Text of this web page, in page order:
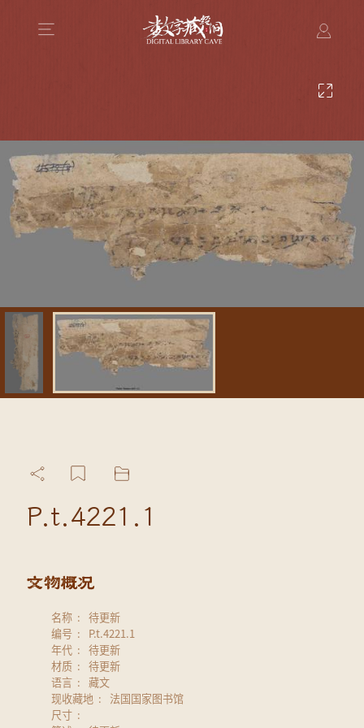
P.t.4221.1
名称
待更新
编号
P.t.4221.1
年代
待更新
材质
待更新
语言
藏文
现收藏地
法国国家图书馆
尺寸